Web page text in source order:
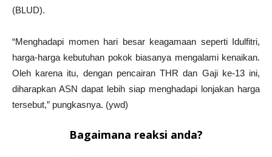
(BLUD).
“Menghadapi momen hari besar keagamaan seperti Idulfitri,
harga-harga kebutuhan pokok biasanya mengalami kenaikan.
Oleh karena itu, dengan pencairan THR dan Gaji ke-13 ini,
diharapkan ASN dapat lebih siap menghadapi lonjakan harga
tersebut,” pungkasnya. (ywd)
Bagaimana reaksi anda?